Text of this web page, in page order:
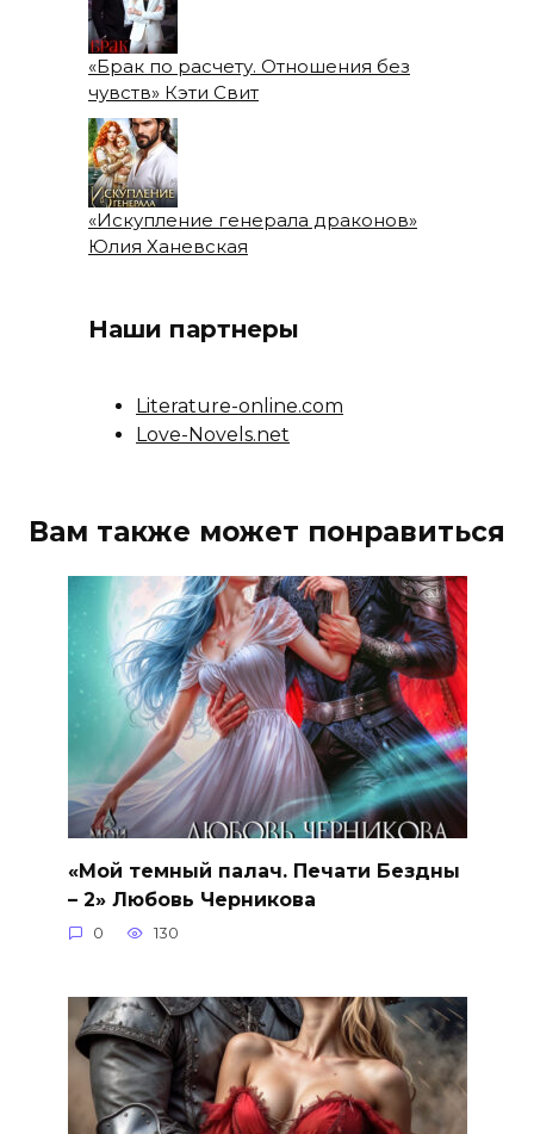
«Брак по расчету. Отношения без
чувств» Кэти Свит
«Искупление генерала драконов»
Юлия Ханевская
Наши партнеры
Literature-online.com
Love-Novels.net
Вам также может понравиться
«Мой темный палач. Печати Бездны
– 2» Любовь Черникова
0 130